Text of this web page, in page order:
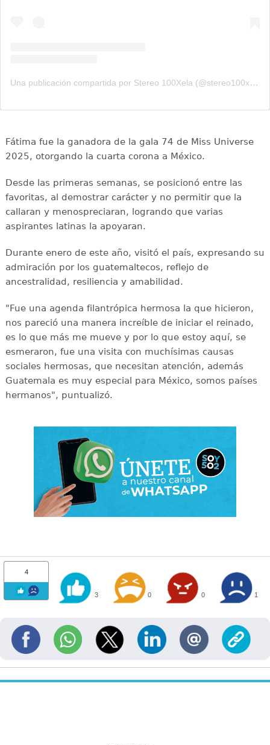
Una publicación compartida por Stereo 100Xela (@stereo100xela)
Fátima fue la ganadora de la gala 74 de Miss Universe
2025, otorgando la cuarta corona a México.
Desde las primeras semanas, se posicionó entre las
favoritas, al demostrar carácter y no permitir que la
callaran y menospreciaran, logrando que varias
aspirantes latinas la apoyaran.
Durante enero de este año, visitó el país, expresando su
admiración por los guatemaltecos, reflejo de
ancestralidad, resiliencia y amabilidad.
"Fue una agenda filantrópica hermosa la que hicieron,
nos pareció una manera increíble de iniciar el reinado,
es lo que más me mueve y por lo que estoy aquí, se
esmeraron, fue una visita con muchísimas causas
sociales hermosas, que necesitan atención, además
Guatemala es muy especial para México, somos países
hermanos", puntualizó.
4
3 0 0 1